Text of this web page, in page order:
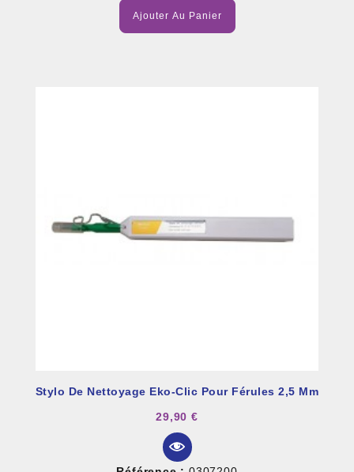
Ajouter Au Panier
Stylo De Nettoyage Eko-Clic Pour Férules 2,5 Mm
29,90 €